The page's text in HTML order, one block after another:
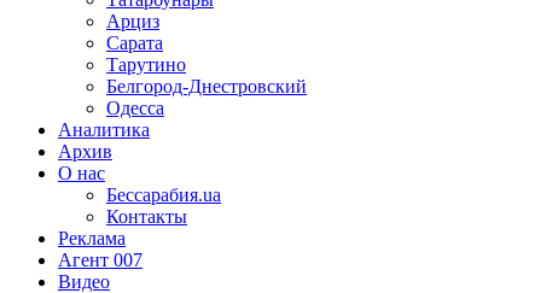
Арциз
Сарата
Тарутино
Белгород-Днестровский
Одесса
Аналитика
Архив
О нас
Бессарабия.ua
Контакты
Реклама
Агент 007
Видео